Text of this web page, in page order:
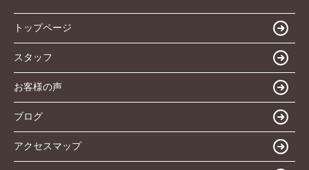
トップページ
スタッフ
お客様の声
ブログ
アクセスマップ